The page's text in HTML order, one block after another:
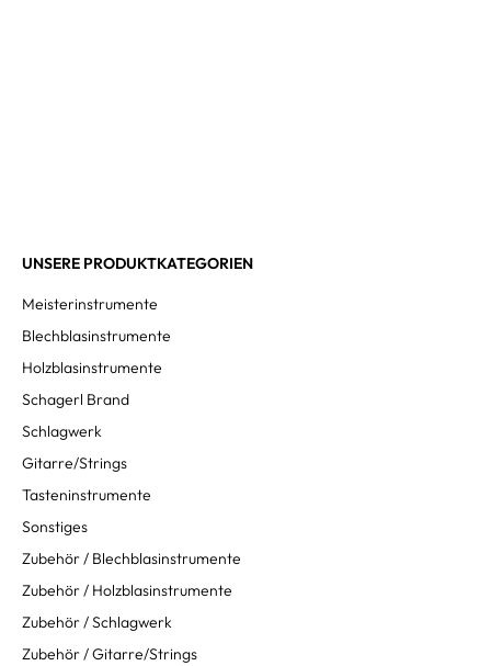
UNSERE PRODUKTKATEGORIEN
Meisterinstrumente
Blechblasinstrumente
Holzblasinstrumente
Schagerl Brand
Schlagwerk
Gitarre/Strings
Tasteninstrumente
Sonstiges
Zubehör / Blechblasinstrumente
Zubehör / Holzblasinstrumente
Zubehör / Schlagwerk
Zubehör / Gitarre/Strings